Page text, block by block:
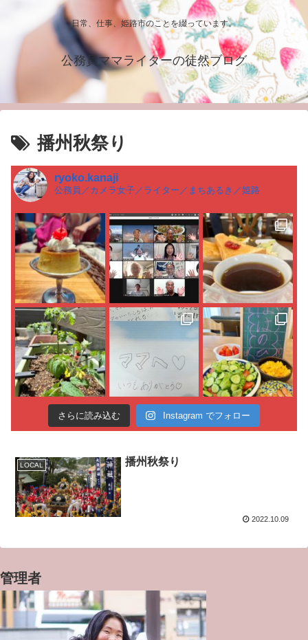
日常、仕事、姫路市のことを綴っています。
公務員ママライターの徒然ブログ
播州秋祭り
ryoko.kanaji
公務員／カメラ女子／ライター／まちあるき／姫路
さらに読み込む Instagram でフォロー
LOCAL 播州秋祭り
2022.10.09
管理者